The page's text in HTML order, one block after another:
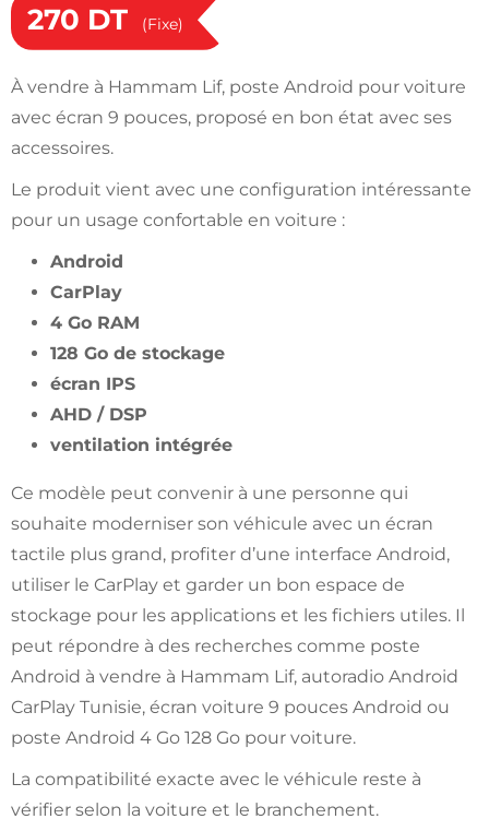
270 DT (Fixe)
À vendre à Hammam Lif, poste Android pour voiture
avec écran 9 pouces, proposé en bon état avec ses
accessoires.
Le produit vient avec une configuration intéressante
pour un usage confortable en voiture :
Android
CarPlay
4 Go RAM
128 Go de stockage
écran IPS
AHD / DSP
ventilation intégrée
Ce modèle peut convenir à une personne qui
souhaite moderniser son véhicule avec un écran
tactile plus grand, profiter d’une interface Android,
utiliser le CarPlay et garder un bon espace de
stockage pour les applications et les fichiers utiles. Il
peut répondre à des recherches comme poste
Android à vendre à Hammam Lif, autoradio Android
CarPlay Tunisie, écran voiture 9 pouces Android ou
poste Android 4 Go 128 Go pour voiture.
La compatibilité exacte avec le véhicule reste à
vérifier selon la voiture et le branchement.